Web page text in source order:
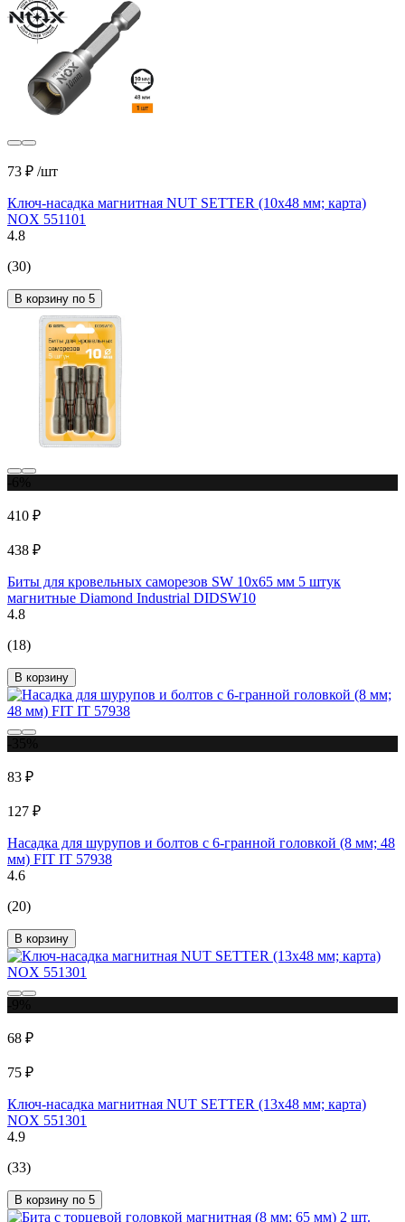
73 ₽ /шт
Ключ-насадка магнитная NUT SETTER (10x48 мм; карта)
NOX 551101
4.8
(30)
В корзину по 5
410 ₽
438 ₽
Биты для кровельных саморезов SW 10x65 мм 5 штук
магнитные Diamond Industrial DIDSW10
4.8
(18)
В корзину
83 ₽
127 ₽
Насадка для шурупов и болтов с 6-гранной головкой (8 мм; 48
мм) FIT IT 57938
4.6
(20)
В корзину
68 ₽
75 ₽
Ключ-насадка магнитная NUT SETTER (13x48 мм; карта)
NOX 551301
4.9
(33)
В корзину по 5